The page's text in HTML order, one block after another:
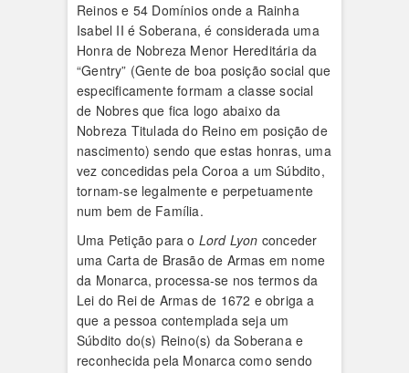
Reinos e 54 Domínios onde a Rainha
Isabel II é Soberana, é considerada uma
Honra de Nobreza Menor Hereditária da
“Gentry” (Gente de boa posição social que
especificamente formam a classe social
de Nobres que fica logo abaixo da
Nobreza Titulada do Reino em posição de
nascimento) sendo que estas honras, uma
vez concedidas pela Coroa a um Súbdito,
tornam-se legalmente e perpetuamente
num bem de Família.
Uma Petição para o Lord Lyon conceder
uma Carta de Brasão de Armas em nome
da Monarca, processa-se nos termos da
Lei do Rei de Armas de 1672 e obriga a
que a pessoa contemplada seja um
Súbdito do(s) Reino(s) da Soberana e
reconhecida pela Monarca como sendo